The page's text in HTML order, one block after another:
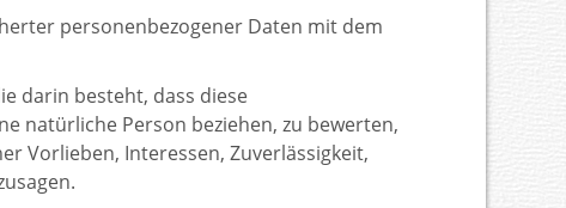
personenbezogener Daten mit dem
darin besteht, dass diese
natürliche Person beziehen, zu bewerten,
Vorlieben, Interessen, Zuverlässigkeit,